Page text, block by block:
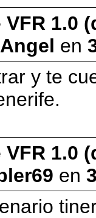
VFR 1.0
en
y te
VFR 1.0
en